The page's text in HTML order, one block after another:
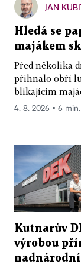
JAN
Hledá se
majákem
Před několika
přihnalo obří
blikajícím
4. 8. 2026 ▪ 6
Kutnarův
výrobou